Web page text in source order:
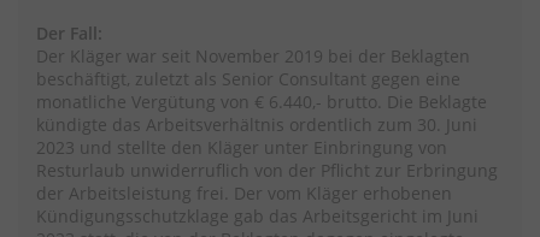
Der Fall:
Der Kläger war seit November 2019 bei der Beklagten
beschäftigt, zuletzt als Senior Consultant gegen eine
monatliche Vergütung von € 6.440,- brutto. Die Beklagte
kündigte das Arbeitsverhältnis ordentlich zum 30. Juni
2023 und stellte den Kläger unter Einbringung von
Resturlaub unwiderruflich von der Pflicht zur Erbringung
der Arbeitsleistung frei. Der vom Kläger erhobenen
Kündigungsschutzklage gab das Arbeitsgericht im Juni